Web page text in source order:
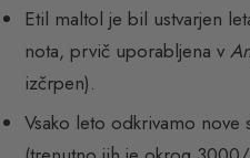
Etil maltol je bil ustvarjen
nota, prvič uporabljena v
izčrpen).
Vsako leto odkrivamo nove